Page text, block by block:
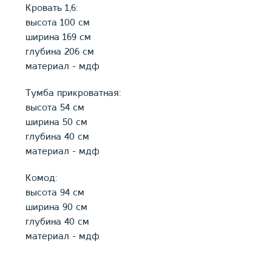
Кровать 1,6:
высота 100 см
ширина 169 см
глубина 206 см
материал - мдф
Тумба прикроватная:
высота 54 см
ширина 50 см
глубина 40 см
материал - мдф
Комод:
высота 94 см
ширина 90 см
глубина 40 см
материал - мдф